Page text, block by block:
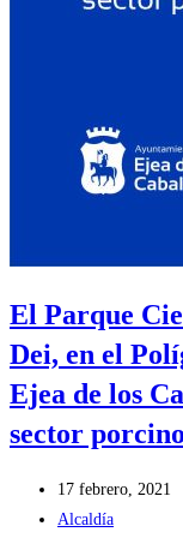
El Parque
Dei, en el
Ejea de los
sector
Publicación
de
17 febrero, 2021
Categoría
Alcaldía